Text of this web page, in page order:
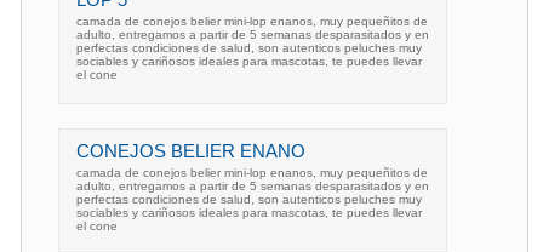
camada de conejos belier mini-lop enanos, muy pequeñitos de
adulto, entregamos a partir de 5 semanas desparasitados y en
perfectas condiciones de salud, son autenticos peluches muy
sociables y cariñosos ideales para mascotas, te puedes llevar
el cone
CONEJOS BELIER ENANO
camada de conejos belier mini-lop enanos, muy pequeñitos de
adulto, entregamos a partir de 5 semanas desparasitados y en
perfectas condiciones de salud, son autenticos peluches muy
sociables y cariñosos ideales para mascotas, te puedes llevar
el cone